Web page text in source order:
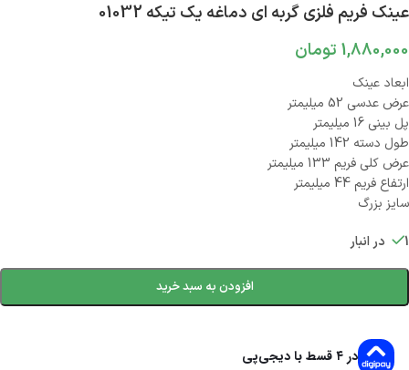
عینک فریم فلزی گربه ای دماغه یک تیکه 01032
1,880,000 تومان
ابعاد عینک
عرض عدسی 52 میلیمتر
پل بینی 16 میلیمتر
طول دسته 142 میلیمتر
عرض کلی فریم 133 میلیمتر
ارتفاع فریم 44 میلیمتر
سایز بزرگ
1 در انبار
افزودن به سبد خرید
در ۴ قسط با دیجی‌پی